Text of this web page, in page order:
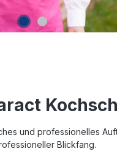
und professionelles
Blickfang.